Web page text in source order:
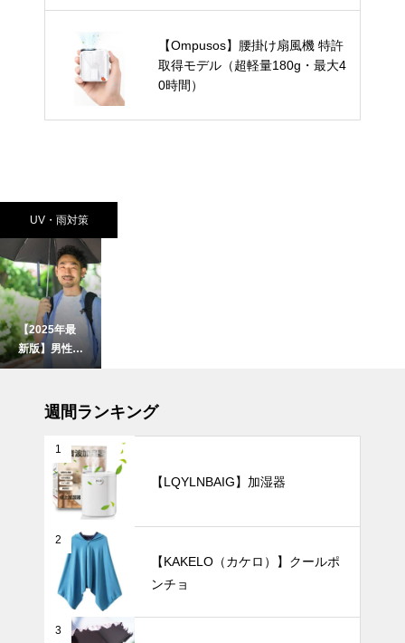
【Ompusos】腰掛け扇風機 特許
取得モデル（超軽量180g・最大4
0時間）
UV・雨対策
【2025年最
新版】男性向
け日傘おすす
めサイズで強
ジネスでも使
いやすい
お部屋に優し
いぬくもり
を。北欧風
「ホワイト×
マット質感」
花瓶の魅力。
インテリア小物
週間ランキング
1
【LQYLNBAIG】加湿器
2
【KAKELO（カケロ）】クールポ
ンチョ
3